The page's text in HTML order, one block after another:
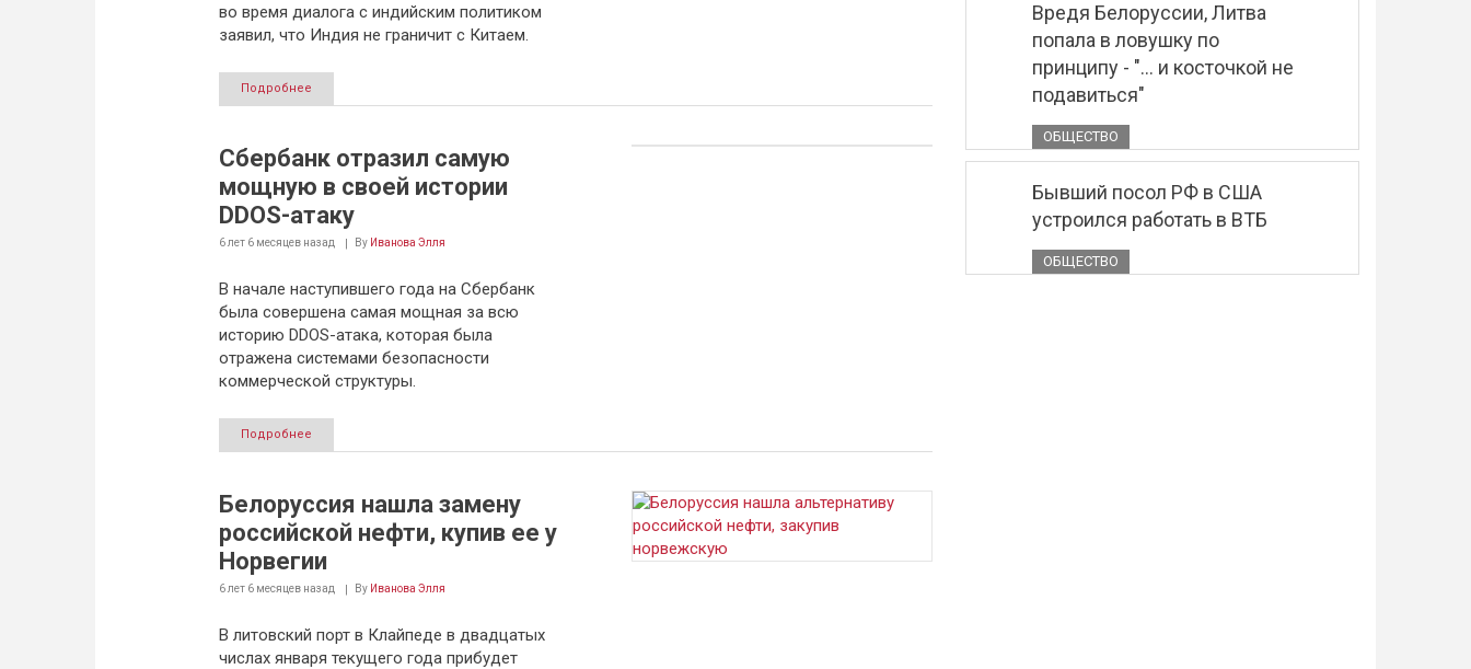
во время диалога с индийским политиком
заявил, что Индия не граничит с Китаем.
Подробнее
Сбербанк отразил самую
мощную в своей истории
DDOS-атаку
6 лет 6 месяцевназад By Иванова Элля
В начале наступившего года на Сбербанк
была совершена самая мощная за всю
историю DDOS-атака, которая была
отражена системами безопасности
коммерческой структуры.
Подробнее
Белоруссия нашла замену
российской нефти, купив ее у
Норвегии
6 лет 6 месяцевназад By Иванова Элля
В литовский порт в Клайпеде в двадцатых
числах января текущего года прибудет
Вредя Белоруссии, Литва
попала в ловушку по
принципу - "... и косточкой не
подавиться"
ОБЩЕСТВО
Бывший посол РФ в США
устроился работать в ВТБ
ОБЩЕСТВО